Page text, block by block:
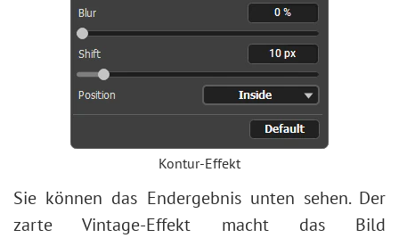
Kontur-Effekt
Sie können das Endergebnis unten sehen. Der
zarte Vintage-Effekt macht das Bild